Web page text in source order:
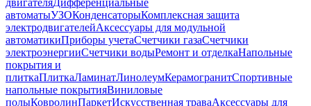
двигателяДифференциальные
автоматыУЗОКонденсаторыКомплексная защита
электродвигателейАксессуары для модульной
автоматикиПриборы учетаСчетчики газаСчетчики
электроэнергииСчетчики водыРемонт и отделкаНапольные
покрытия и
плиткаПлиткаЛаминатЛинолеумКерамогранитСпортивные
напольные покрытияВиниловые
полыКовролинПаркетИскусственная траваАксессуары для